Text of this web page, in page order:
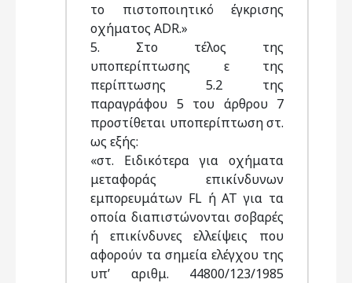
το πιστοποιητικό έγκρισης
οχήματος ADR.»
5. Στο τέλος της
υποπερίπτωσης ε της
περίπτωσης 5.2 της
παραγράφου 5 του άρθρου 7
προστίθεται υποπερίπτωση στ.
ως εξής:
«στ. Ειδικότερα για οχήματα
μεταφοράς επικίνδυνων
εμπορευμάτων FL ή AT για τα
οποία διαπιστώνονται σοβαρές
ή επικίνδυνες ελλείψεις που
αφορούν τα σημεία ελέγχου της
υπ’ αριθμ. 44800/123/1985